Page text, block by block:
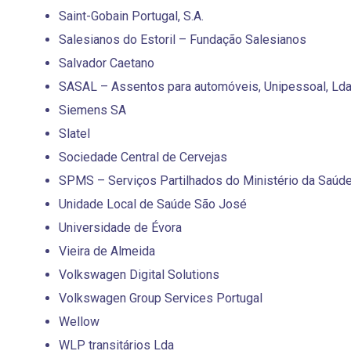
Saint-Gobain Portugal, S.A.
Salesianos do Estoril – Fundação Salesianos
Salvador Caetano
SASAL – Assentos para automóveis, Unipessoal, Lda
Siemens SA
Slatel
Sociedade Central de Cervejas
SPMS – Serviços Partilhados do Ministério da Saúde,
Unidade Local de Saúde São José
Universidade de Évora
Vieira de Almeida
Volkswagen Digital Solutions
Volkswagen Group Services Portugal
Wellow
WLP transitários Lda